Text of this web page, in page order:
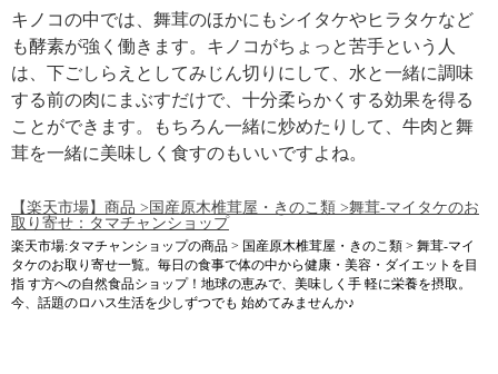
キノコの中では、舞茸のほかにもシイタケやヒラタケなど
も酵素が強く働きます。キノコがちょっと苦手という人
は、下ごしらえとしてみじん切りにして、水と一緒に調味
する前の肉にまぶすだけで、十分柔らかくする効果を得る
ことができます。もちろん一緒に炒めたりして、牛肉と舞
茸を一緒に美味しく食すのもいいですよね。
【楽天市場】商品 >国産原木椎茸屋・きのこ類 >舞茸-マイタケのお
取り寄せ：タマチャンショップ
楽天市場:タマチャンショップの商品 > 国産原木椎茸屋・きのこ類 > 舞茸-マイ
タケのお取り寄せ一覧。毎日の食事で体の中から健康・美容・ダイエットを目
指 す方への自然食品ショップ！地球の恵みで、美味しく手 軽に栄養を摂取。
今、話題のロハス生活を少しずつでも 始めてみませんか♪